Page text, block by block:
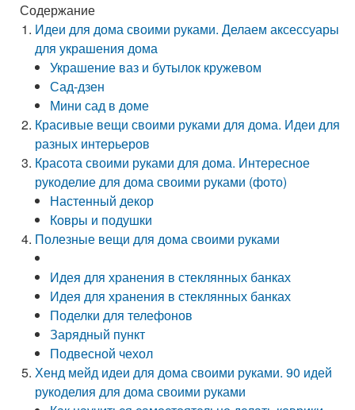
Содержание
Идеи для дома своими руками. Делаем аксессуары
для украшения дома
Украшение ваз и бутылок кружевом
Сад-дзен
Мини сад в доме
Красивые вещи своими руками для дома. Идеи для
разных интерьеров
Красота своими руками для дома. Интересное
рукоделие для дома своими руками (фото)
Настенный декор
Ковры и подушки
Полезные вещи для дома своими руками
Идея для хранения в стеклянных банках
Идея для хранения в стеклянных банках
Поделки для телефонов
Зарядный пункт
Подвесной чехол
Хенд мейд идеи для дома своими руками. 90 идей
рукоделия для дома своими руками